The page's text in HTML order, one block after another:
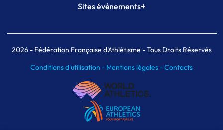
Plateforme Formation
Sites événements+
Meeting de Paris indoor
MAIF Ekiden de Paris
2026- Fédération Française d'Athlétisme - Tous Droits Réservés
Conditions d'utilisation - Mentions légales -Contacts